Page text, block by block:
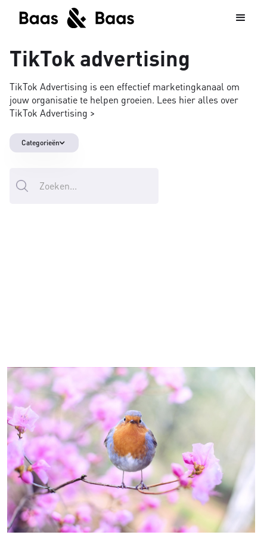
TikTok advertising
TikTok Advertising is een effectief marketingkanaal om
jouw organisatie te helpen groeien. Lees hier alles over
TikTok Advertising >
Categorieën